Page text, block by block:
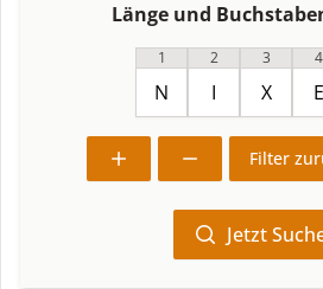
Länge und
1 2 3 4
Filter
Jetzt